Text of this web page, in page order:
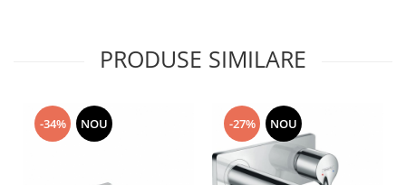
PRODUSE SIMILARE
-34% NOU -27% NOU